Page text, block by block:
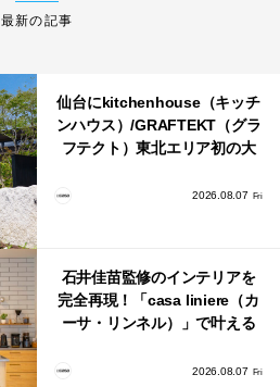
最新の記事
仙台にkitchenhouse（キッチ
ンハウス）/GRAFTEKT（グラ
フテクト）東北エリア初の大
2026.08.07 Fri
石井佳苗監修のインテリアを
完全再現！「casa liniere（カ
ーサ・リンネル）」で叶える
2026.08.07 Fri